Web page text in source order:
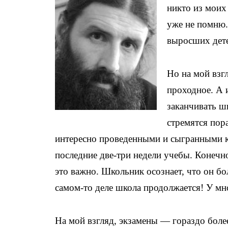
никто из моих
уже не помню.
выросших
Но на мой
проходное. А
заканчивать
стремятся
интересно проведенными и сыгранными
последние две-три недели учебы.
это важно. Школьник осознает, что он
самом-то деле школа продолжается! У
На мой взгляд, экзамены — гораздо